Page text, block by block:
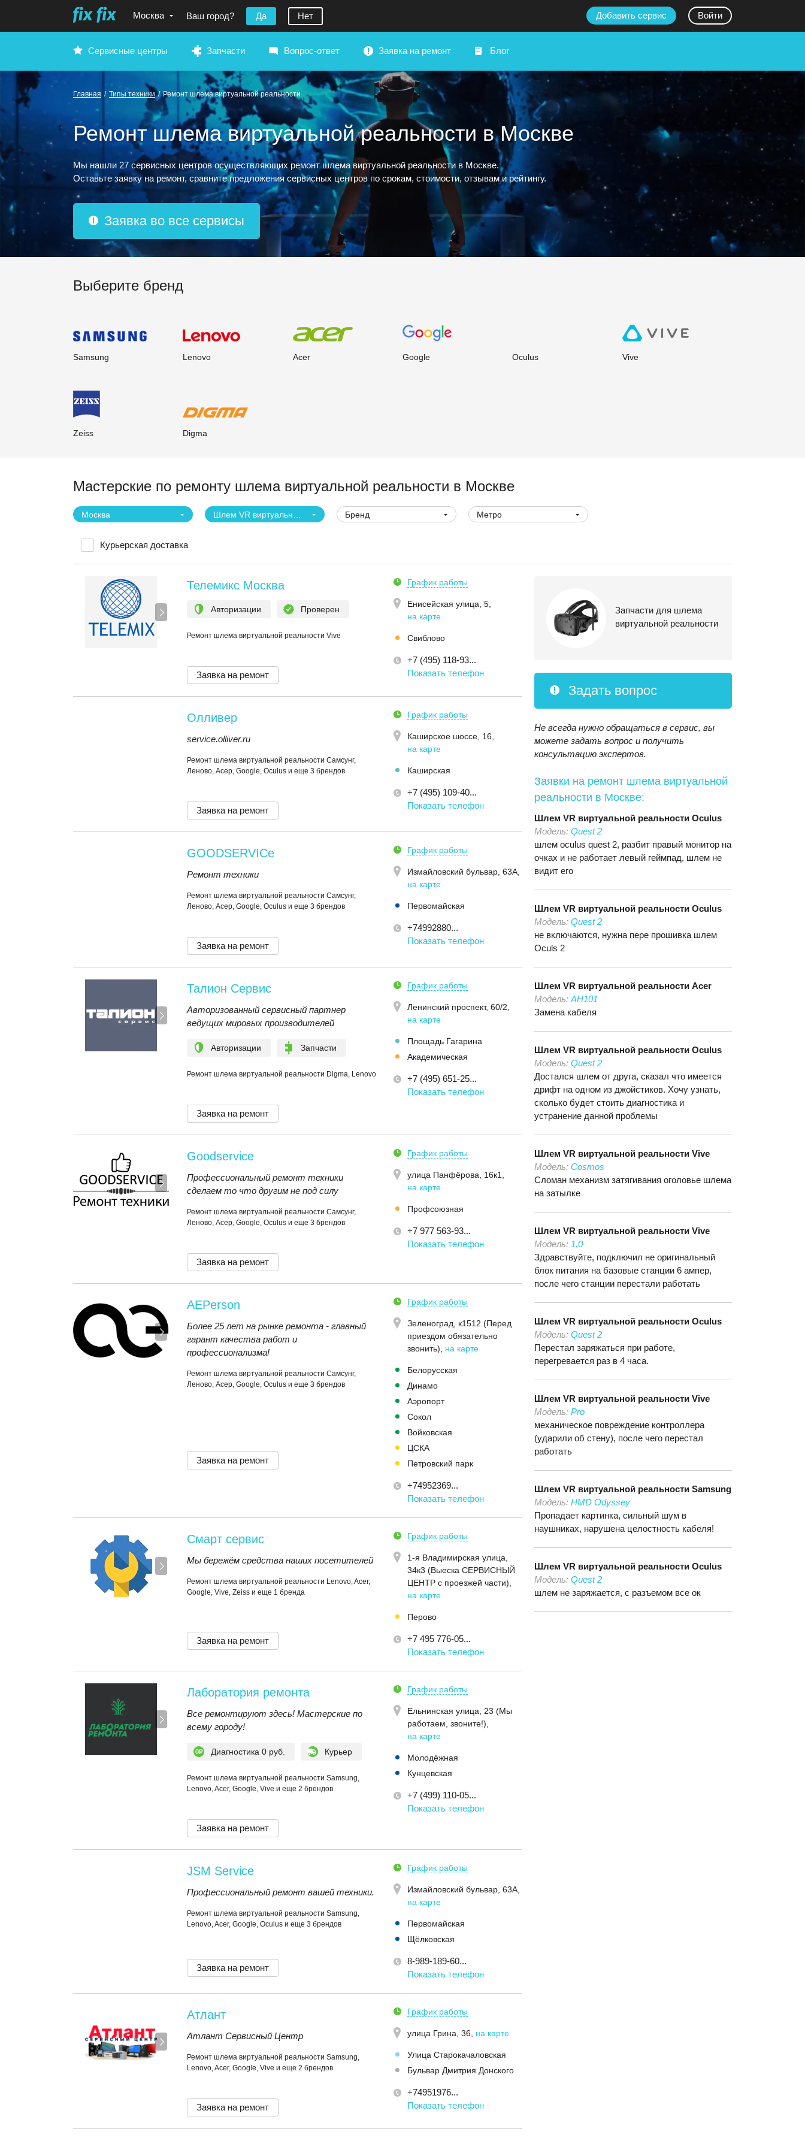
Москва Ваш город? Да Нет Добавить сервис Войти
Сервисные центры Запчасти Вопрос-ответ Заявка на ремонт Блог
Главная / Типы техники / Ремонт шлема виртуальной реальности
Ремонт шлема виртуальной реальности в Москве
Мы нашли 27 сервисных центров осуществляющих ремонт шлема виртуальной реальности в Москве.
Оставьте заявку на ремонт, сравните предложения сервисных центров по срокам, стоимости, отзывам и рейтингу.
Заявка во все сервисы
Выберите бренд
Samsung Lenovo Acer Google Oculus Vive
Zeiss Digma
Мастерские по ремонту шлема виртуальной реальности в Москве
Москва Бренд Метро
Курьерская доставка
Телемикс Москва
Авторизации Проверен
Ремонт шлема виртуальной реальности Vive
График работы
Енисейская улица, 5
на карте
Свиблово
+7 (495) 118-93...
Показать телефон
Заявка на ремонт
Олливер
service.olliver.ru
Ремонт шлема виртуальной реальности Самсунг,
Леново, Асер, Google, Oculus и еще 3 брендов
График работы
Каширское шоссе, 16
на карте
Каширская
+7 (495) 109-40...
Показать телефон
Заявка на ремонт
GOODSERVICe
Ремонт техники
Ремонт шлема виртуальной реальности Самсунг,
Леново, Асер, Google, Oculus и еще 3 брендов
График работы
Измайловский бульвар, 63А
на карте
Первомайская
+74992880...
Показать телефон
Заявка на ремонт
Талион Сервис
Авторизованный сервисный партнер
ведущих мировых производителей
Авторизации Запчасти
Ремонт шлема виртуальной реальности Digma, Lenovo
График работы
Ленинский проспект, 60/2
на карте
Площадь Гагарина
Академическая
+7 (495) 651-25...
Показать телефон
Заявка на ремонт
Goodservice
Профессиональный ремонт техники
сделаем то что другим не под силу
Ремонт шлема виртуальной реальности Самсунг,
Леново, Асер, Google, Oculus и еще 3 брендов
График работы
улица Панфёрова, 16к1
на карте
Профсоюзная
+7 977 563-93...
Показать телефон
Заявка на ремонт
AEPerson
Более 25 лет на рынке ремонта - главный
гарант качества работ и
профессионализма!
Ремонт шлема виртуальной реальности Самсунг,
Леново, Асер, Google, Oculus и еще 3 брендов
График работы
Зеленоград, к1512 (Перед
приездом обязательно
звонить)
на карте
Белорусская
Динамо
Аэропорт
Сокол
Войковская
ЦСКА
Петровский парк
+74952369...
Показать телефон
Заявка на ремонт
Смарт сервис
Мы бережём средства наших посетителей
Ремонт шлема виртуальной реальности Lenovo, Acer,
Google, Vive, Zeiss и еще 1 бренда
График работы
1-я Владимирская улица,
34к3 (Выеска СЕРВИСНЫЙ
ЦЕНТР с проезжей части)
на карте
Перово
+7 495 776-05...
Показать телефон
Заявка на ремонт
Лаборатория ремонта
Все ремонтируют здесь! Мастерские по
всему городу!
Диагностика 0 руб. Курьер
Ремонт шлема виртуальной реальности Samsung,
Lenovo, Acer, Google, Vive и еще 2 брендов
График работы
Ельнинская улица, 23 (Мы
работаем, звоните!)
на карте
Молодёжная
Кунцевская
+7 (499) 110-05...
Показать телефон
Заявка на ремонт
JSM Service
Профессиональный ремонт вашей техники.
Ремонт шлема виртуальной реальности Samsung,
Lenovo, Acer, Google, Oculus и еще 3 брендов
График работы
Измайловский бульвар, 63А
на карте
Первомайская
Щёлковская
8-989-189-60...
Показать телефон
Заявка на ремонт
Атлант
Атлант Сервисный Центр
Ремонт шлема виртуальной реальности Samsung,
Lenovo, Acer, Google, Vive и еще 2 брендов
График работы
улица Грина, 36 на карте
Улица Старокачаловская
Бульвар Дмитрия Донского
+74951976...
Показать телефон
Заявка на ремонт
Запчасти для шлема
виртуальной реальности
Задать вопрос
Не всегда нужно обращаться в сервис, вы
можете задать вопрос и получить
консультацию экспертов.
Заявки на ремонт шлема виртуальной
реальности в Москве:
Шлем VR виртуальной реальности Oculus
Модель: Quest 2
шлем oculus quest 2, разбит правый монитор на
очках и не работает левый геймпад, шлем не
видит его
Шлем VR виртуальной реальности Oculus
Модель: Quest 2
не включаются, нужна пере прошивка шлем
Oculs 2
Шлем VR виртуальной реальности Acer
Модель: AH101
Замена кабеля
Шлем VR виртуальной реальности Oculus
Модель: Quest 2
Достался шлем от друга, сказал что имеется
дрифт на одном из джойстиков. Хочу узнать,
сколько будет стоить диагностика и
устранение данной проблемы
Шлем VR виртуальной реальности Vive
Модель: Cosmos
Сломан механизм затягивания оголовье шлема
на затылке
Шлем VR виртуальной реальности Vive
Модель: 1.0
Здравствуйте, подключил не оригинальный
блок питания на базовые станции 6 ампер,
после чего станции перестали работать
Шлем VR виртуальной реальности Oculus
Модель: Quest 2
Перестал заряжаться при работе,
перегревается раз в 4 часа.
Шлем VR виртуальной реальности Vive
Модель: Pro
механическое повреждение контроллера
(ударили об стену), после чего перестал
работать
Шлем VR виртуальной реальности Samsung
Модель: HMD Odyssey
Пропадает картинка, сильный шум в
наушниках, нарушена целостность кабеля!
Шлем VR виртуальной реальности Oculus
Модель: Quest 2
шлем не заряжается, с разъемом все ок